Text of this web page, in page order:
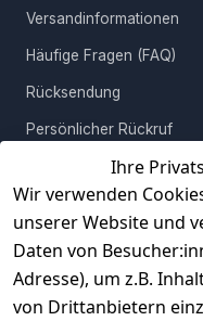
Massivholzmöbel.
Farbabweichungen
Massivholzmöbelstück
wird.
Ihre
Wir verwenden
unserer Website und
Daten von
Adresse), um z.B.
von Drittanbietern
Versandinformationen
Häufige Fragen (FAQ)
Rücksendung
Persönlicher Rückruf
Erfahrungen
Vertrag widerrufen
INFORMATIONEN